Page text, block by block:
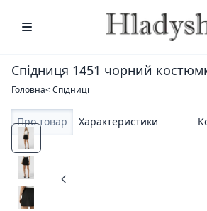
Спідниця 1451 чорний
Головна< Спідниці
Про товар Характеристики